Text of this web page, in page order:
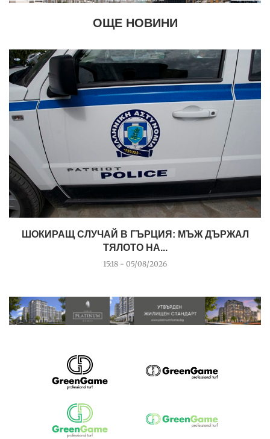
ОЩЕ НОВИНИ
ШОКИРАЩ СЛУЧАЙ В ГЪРЦИЯ: МЪЖ ДЪРЖАЛ
ТЯЛОТО НА...
15:18 - 05/08/2026